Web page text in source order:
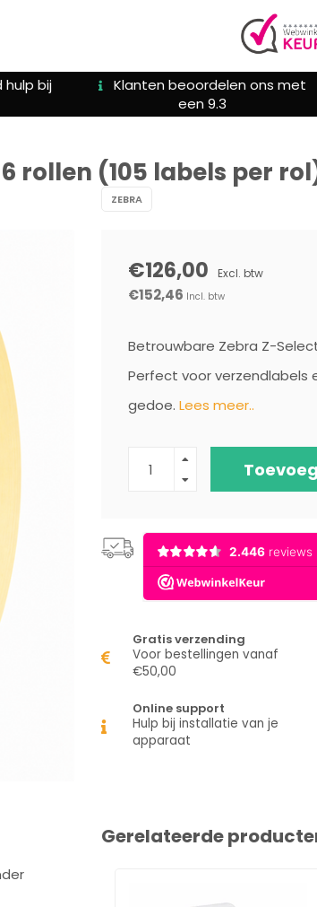
hulp bij
Klanten beoordelen ons met
een 9.3
rollen (105 labels per
ZEBRA
€126,00 Excl. btw
€152,46 Incl. btw
Betrouwbare Zebra Z-Select
Perfect voor verzendlabels
gedoe. Lees meer..
Gratis verzending
Voor bestellingen vanaf
€50,00
Online support
Hulp bij installatie van je
apparaat
Gerelateerde